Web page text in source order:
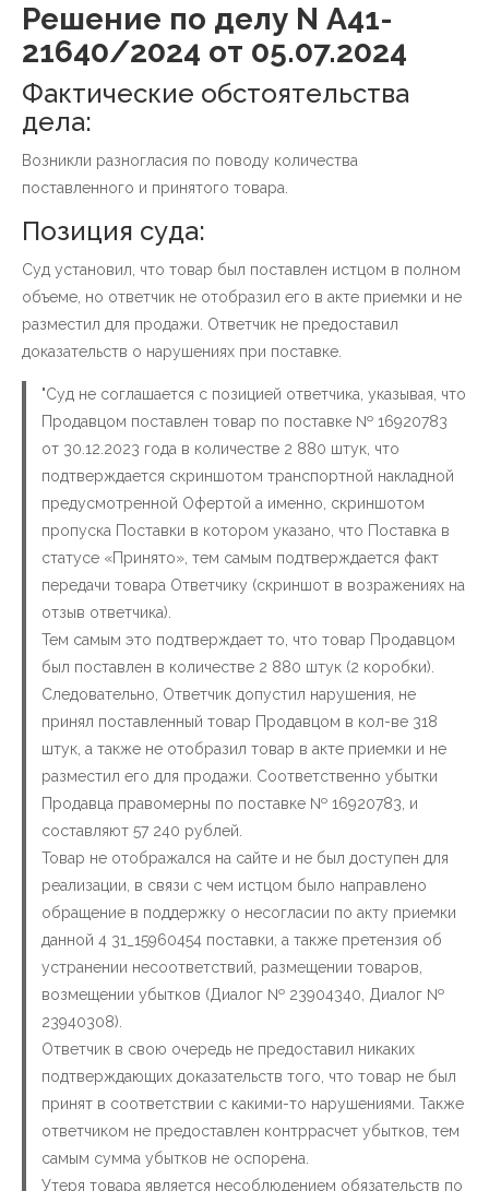
Решение по делу N А41-
21640/2024 от 05.07.2024
Фактические обстоятельства
дела:
Возникли разногласия по поводу количества
поставленного и принятого товара.
Позиция суда:
Суд установил, что товар был поставлен истцом в полном
объеме, но ответчик не отобразил его в акте приемки и не
разместил для продажи. Ответчик не предоставил
доказательств о нарушениях при поставке.
"Суд не соглашается с позицией ответчика, указывая, что
Продавцом поставлен товар по поставке № 16920783
от 30.12.2023 года в количестве 2 880 штук, что
подтверждается скриншотом транспортной накладной
предусмотренной Офертой а именно, скриншотом
пропуска Поставки в котором указано, что Поставка в
статусе «Принято», тем самым подтверждается факт
передачи товара Ответчику (скриншот в возражениях на
отзыв ответчика).
Тем самым это подтверждает то, что товар Продавцом
был поставлен в количестве 2 880 штук (2 коробки).
Следовательно, Ответчик допустил нарушения, не
принял поставленный товар Продавцом в кол-ве 318
штук, а также не отобразил товар в акте приемки и не
разместил его для продажи. Соответственно убытки
Продавца правомерны по поставке № 16920783, и
составляют 57 240 рублей.
Товар не отображался на сайте и не был доступен для
реализации, в связи с чем истцом было направлено
обращение в поддержку о несогласии по акту приемки
данной 4 31_15960454 поставки, а также претензия об
устранении несоответствий, размещении товаров,
возмещении убытков (Диалог № 23904340, Диалог №
23940308).
Ответчик в свою очередь не предоставил никаких
подтверждающих доказательств того, что товар не был
принят в соответствии с какими-то нарушениями. Также
ответчиком не предоставлен контррасчет убытков, тем
самым сумма убытков не оспорена.
Утеря товара является несоблюдением обязательств по